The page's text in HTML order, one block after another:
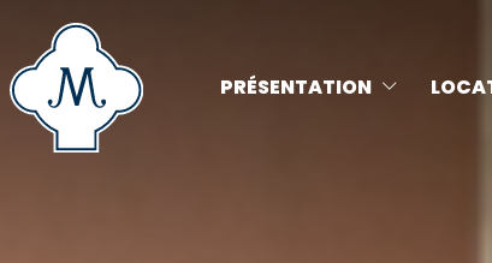
PRÉSENTATION